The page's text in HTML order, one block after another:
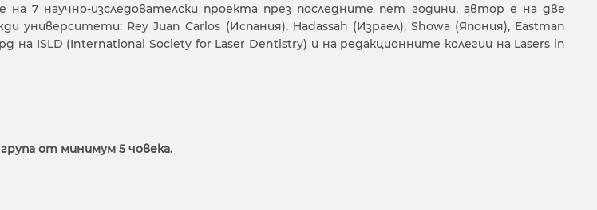
7 научно-изследователски проекта през последните пет години, автор е на две
Rey Juan Carlos (Испания), Hadassah (Израел), Showa (Япония), Eastman
на ISLD (International Society for Laser Dentistry) и на редакционните колегии на Lasers in
от минимум 5 човека.